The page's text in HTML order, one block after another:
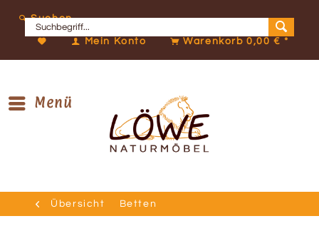
Suchen
Mein Konto Warenkorb0,00 € *
Menü
Übersicht Betten